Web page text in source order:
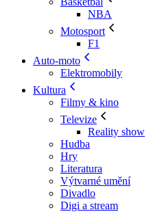
NBA
Motosport
F1
Auto-moto
Elektromobily
Kultura
Filmy & kino
Televize
Reality show
Hudba
Hry
Literatura
Výtvarné umění
Divadlo
Digi a stream